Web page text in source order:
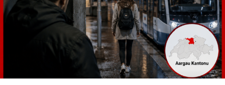
konuşulan İsviçre’nin de gündemini oluşturdu. 30 ila 40
öğrenci ETH Zürich’i işgal etti ve „Özgür Filistin“ ve
„Soykırım için Teknoloji Yok“ gibi sloganlar attılar.
Üniversite, izinsiz eyleme müdahale ederek protestoyu
dağıttı ve direnenleri binadan çıkardı. 28 kişi ev hapsi
ihlali suçlamasıyla karşı karşıya kaldı.